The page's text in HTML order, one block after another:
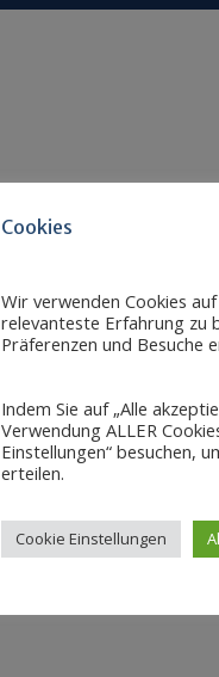
Cookies
Wir verwenden Cookies
relevanteste Erfahrung zu
Präferenzen und Besuche
Indem Sie auf „Alle
Verwendung ALLER
Einstellungen“ besuchen,
erteilen.
Cookie Einstellungen